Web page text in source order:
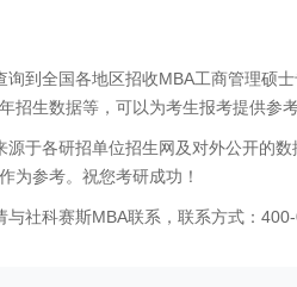
询到全国各地区招收MBA工商管理硕
招生数据等，可以为考生报考提供参
源于各研招单位招生网及对外公开的
为参考。祝您考研成功！
与社科赛斯MBA联系，联系方式：